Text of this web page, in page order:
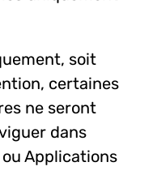
soit
certaines
ne seront
dans
Applications